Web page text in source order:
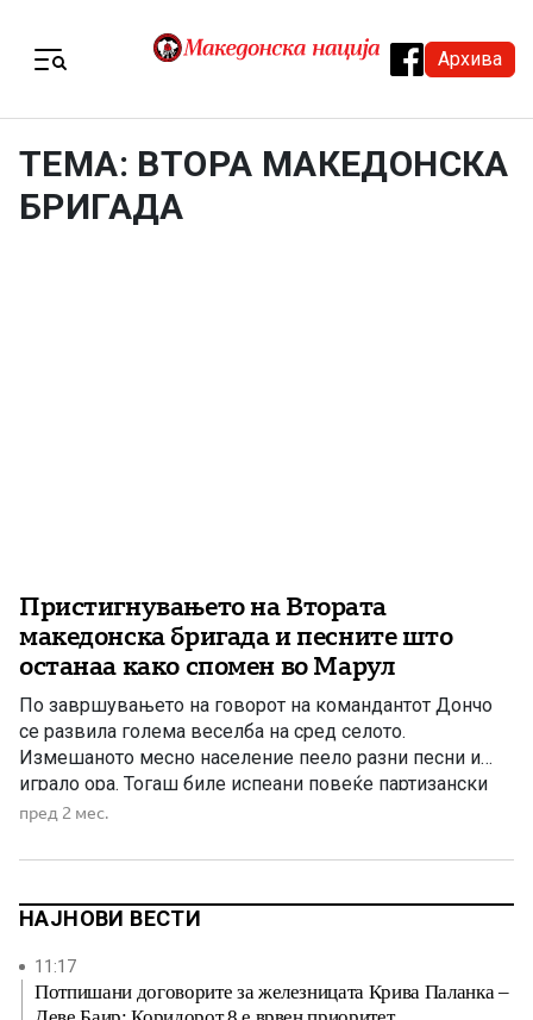
Архива
ТЕМА: ВТОРА МАКЕДОНСКА
БРИГАДА
Пристигнувањето на Втората
македонска бригада и песните што
останаа како спомен во Марул
По завршувањето на говорот на командантот Дончо
се развила голема веселба на сред селото.
Измешаното месно население пеело разни песни и
играло ора. Тогаш биле испеани повеќе партизански
борбени песни, како и песните „Офицери, браќа мили“
командантот Дончо се договорил со позадината за
пред 2 мес.
НАЈНОВИ ВЕСТИ
11:17
Потпишани договорите за железницата Крива Паланка –